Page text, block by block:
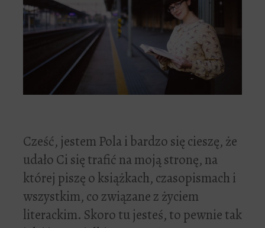
Cześć, jestem Pola i bardzo się cieszę, że
udało Ci się trafić na moją stronę, na
której piszę o książkach, czasopismach i
wszystkim, co związane z życiem
literackim. Skoro tu jesteś, to pewnie tak